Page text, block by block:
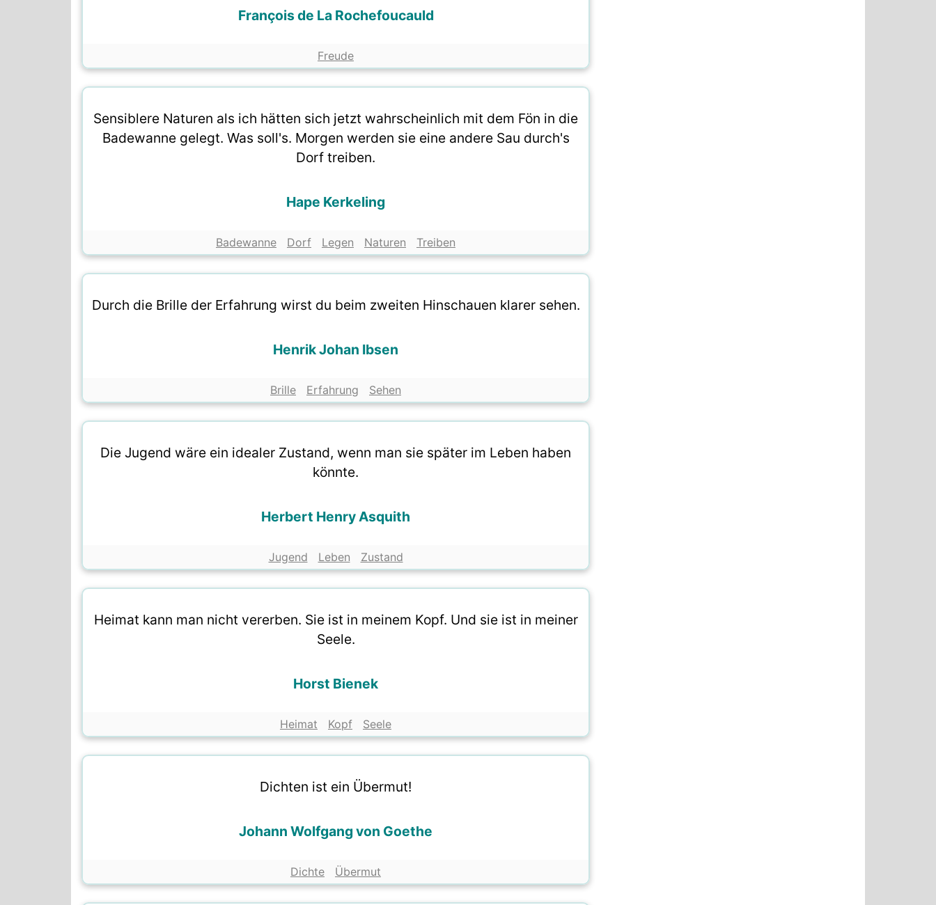
François de La Rochefoucauld
Freude
Sensiblere Naturen als ich hätten sich jetzt wahrscheinlich mit dem Fön in die
Badewanne gelegt. Was soll's. Morgen werden sie eine andere Sau durch's
Dorf treiben.
Hape Kerkeling
Badewanne Dorf Legen Naturen Treiben
Durch die Brille der Erfahrung wirst du beim zweiten Hinschauen klarer sehen.
Henrik Johan Ibsen
Brille Erfahrung Sehen
Die Jugend wäre ein idealer Zustand, wenn man sie später im Leben haben
könnte.
Herbert Henry Asquith
Jugend Leben Zustand
Heimat kann man nicht vererben. Sie ist in meinem Kopf. Und sie ist in meiner
Seele.
Horst Bienek
Heimat Kopf Seele
Dichten ist ein Übermut!
Johann Wolfgang von Goethe
Dichte Übermut